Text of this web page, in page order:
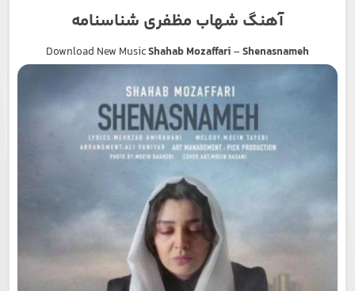
آهنگ شهاب مظفری شناسنامه
Download New MusicShahab Mozaffari–Shenasnameh